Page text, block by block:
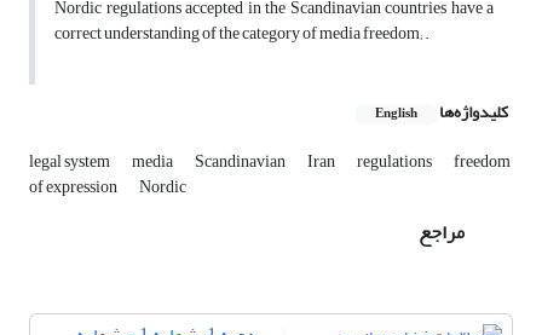
Nordic regulations accepted in the Scandinavian countries have a
correct understanding of the category of media freedom; .
کلیدواژه‌ها English
legal system media Scandinavian Iran regulations freedom
of expression Nordic
مراجع